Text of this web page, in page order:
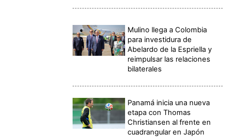
Mulino llega a Colombia
para investidura de
Abelardo de la Espriella y
reimpulsar las relaciones
bilaterales
Panamá inicia una nueva
etapa con Thomas
Christiansen al frente en
cuadrangular en Japón